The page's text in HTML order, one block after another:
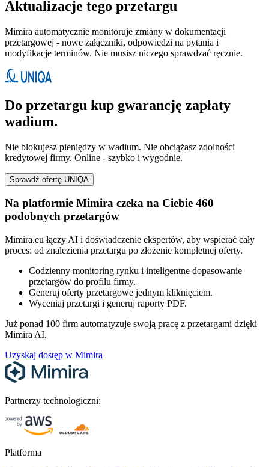
Aktualizacje tego przetargu
Mimira automatycznie monitoruje zmiany w dokumentacji
przetargowej - nowe załączniki, odpowiedzi na pytania i
modyfikacje terminów. Nie musisz niczego sprawdzać ręcznie.
Do przetargu kup gwarancję zapłaty
wadium.
Nie blokujesz pieniędzy w wadium. Nie obciążasz zdolności
kredytowej firmy. Online - szybko i wygodnie.
Sprawdź ofertę UNIQA
Na platformie Mimira czeka na Ciebie 460
podobnych przetargów
Mimira.eu łączy AI i doświadczenie ekspertów, aby wspierać cały
proces: od znalezienia przetargu po złożenie kompletnej oferty.
Codzienny monitoring rynku i inteligentne dopasowanie
przetargów do profilu firmy.
Generuj oferty przetargowe jednym kliknięciem.
Wyceniaj przetargi i generuj raporty PDF.
Już ponad 100 firm automatyzuje swoją pracę z przetargami dzięki
Mimira AI.
Uzyskaj dostęp w Mimira
Partnerzy technologiczni:
Platforma